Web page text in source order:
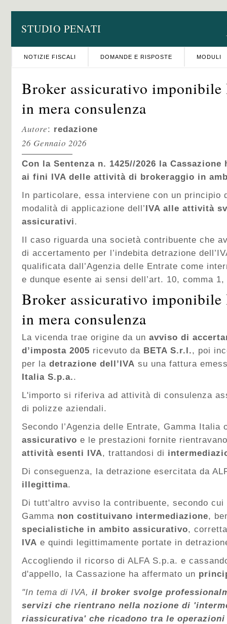
STUDIO PENATI
NOTIZIE FISCALI DOMANDE E RISPOSTE MODULI
Broker assicurativo imponibile
in mera consulenza
Autore: redazione
26 Gennaio 2026
Con la Sentenza n. 1425//2026 la
ai fini IVA delle attività di brokeraggio in
In particolare, essa interviene con un principio
modalità di applicazione dell’IVA alle attività
assicurativi.
Il caso riguarda una società contribuente che
di accertamento per l’indebita detrazione
qualificata dall’Agenzia delle Entrate come
e dunque esente ai sensi dell’art. 10, comma
Broker assicurativo imponibile
in mera consulenza
La vicenda trae origine da un avviso di
d’imposta 2005 ricevuto da BETA S.r.l., poi
per la detrazione dell’IVA su una fattura
Italia S.p.a..
L'importo si riferiva ad attività di consulenza
di polizze aziendali.
Secondo l’Agenzia delle Entrate, Gamma Italia
assicurativo e le prestazioni fornite
attività esenti IVA, trattandosi di
Di conseguenza, la detrazione esercitata da
illegittima.
Di tutt'altro avviso la contribuente, secondo
Gamma non costituivano intermediazione,
specialistiche in ambito assicurativo,
IVA e quindi legittimamente portate in
Accogliendo il ricorso di ALFA S.p.a. e
d'appello, la Cassazione ha affermato un
"In tema di IVA, il broker svolge
servizi che rientrano nella nozione di
riassicurativa' che ricadono tra le operazioni